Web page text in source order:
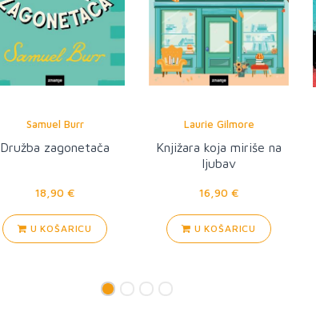
Jessamine Chan
Škola za dobre mame
17,90 €
U KOŠARICU
Nikki Marmery
Lilit
20,00 €
U KOŠARICU